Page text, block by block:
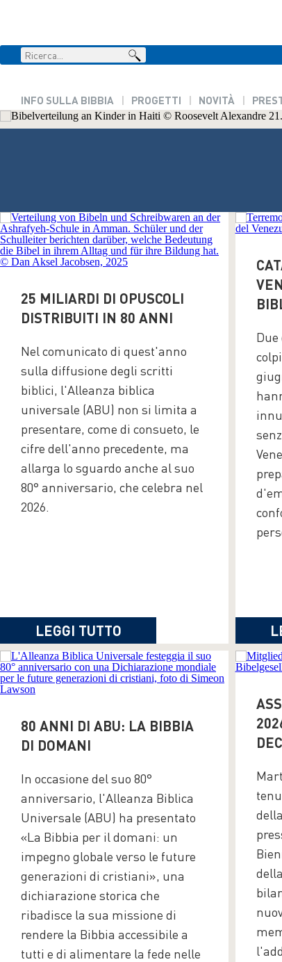
INFO SULLA BIBBIA PROGETTI NOVITÀ
25 MILIARDI DI OPUSCOLI
DISTRIBUITI IN 80 ANNI
Nel comunicato di quest'anno
sulla diffusione degli scritti
biblici, l'Alleanza biblica
universale (ABU) non si limita a
presentare, come di consueto, le
cifre dell'anno precedente, ma
allarga lo sguardo anche al suo
80° anniversario, che celebra nel
2026.
LEGGI TUTTO
80 ANNI DI ABU: LA BIBBIA
DI DOMANI
In occasione del suo 80°
anniversario, l'Alleanza Biblica
Universale (ABU) ha presentato
«La Bibbia per il domani: un
impegno globale verso le future
generazioni di cristiani», una
dichiarazione storica che
ribadisce la sua missione di
rendere la Bibbia accessibile a
tutti e di alimentare la fede nelle